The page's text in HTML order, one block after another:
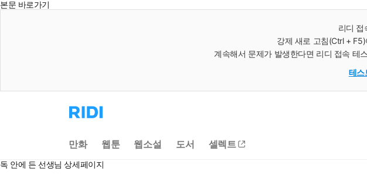
본문 바로가기
리디 접
강제 새로 고침(Ctrl +
계속해서 문제가 발생한다면 리디 접속 테
테스
리
디
으
로
동
만화 웹툰 웹소설 도서 셀렉트
독 안에 든 선생님 상세페이지